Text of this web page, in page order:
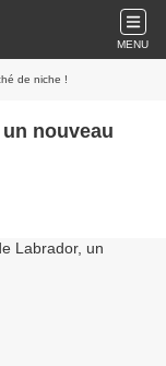
MENU
de niche !
nouveau